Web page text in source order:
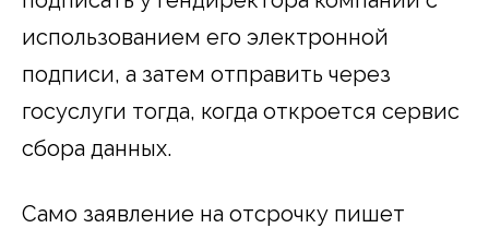
использованием его электронной
подписи, а затем отправить через
госуслуги тогда, когда откроется сервис
сбора данных.
Само заявление на отсрочку пишет